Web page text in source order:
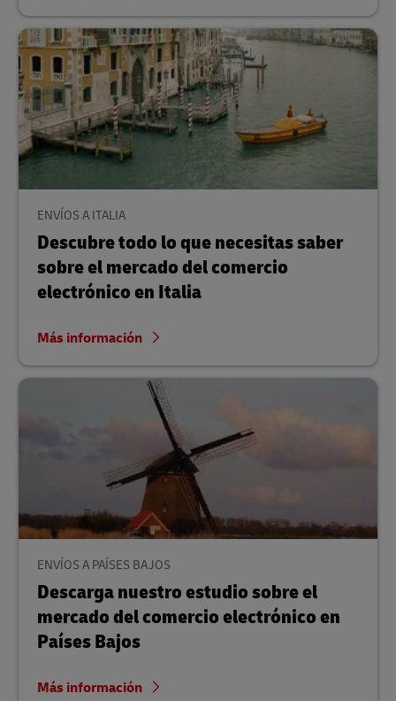
ENVÍOS A ITALIA
Descubre todo lo que necesitas saber
sobre el mercado del comercio
electrónico en Italia
Más información
ENVÍOS A PAÍSES BAJOS
Descarga nuestro estudio sobre el
mercado del comercio electrónico en
Países Bajos
Más información